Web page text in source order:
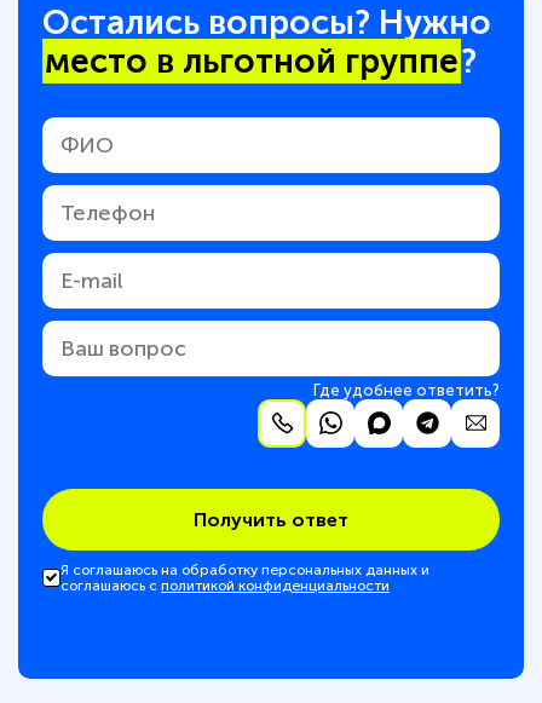
Остались вопросы? Нужно
место в льготной группе?
Где удобнее ответить?
Получить ответ
Я соглашаюсь на обработку персональных данных и
соглашаюсь с политикой конфиденциальности